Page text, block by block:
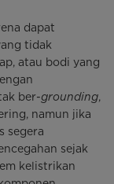
dapat
tidak
atau bodi yang
ber-grounding,
namun jika
segera
sejak
kelistrikan